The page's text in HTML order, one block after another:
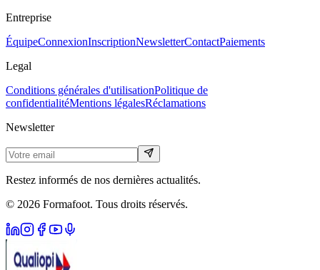
Entreprise
ÉquipeConnexionInscriptionNewsletterContactPaiements
Legal
Conditions générales d'utilisationPolitique de
confidentialitéMentions légalesRéclamations
Newsletter
Restez informés de nos dernières actualités.
© 2026 Formafoot. Tous droits réservés.